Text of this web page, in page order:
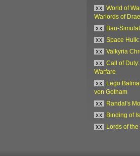
xx
World of
Warlords of
xx
Bau-
xx
Space
xx
Valkyria
xx
Call of
Warfare
xx
Lego
von Gotham
xx
Randal's
xx
Binding of
xx
Lords of